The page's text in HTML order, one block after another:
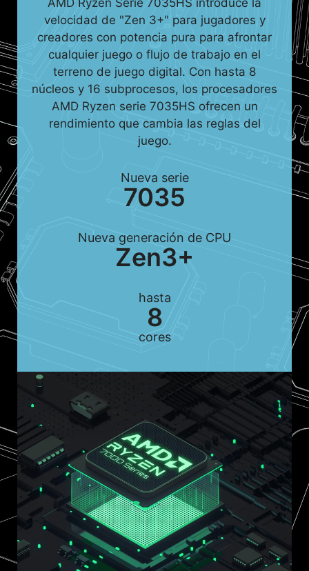
velocidad de "Zen 3+" para jugadores y
creadores con potencia pura para afrontar
cualquier juego o flujo de trabajo en el
terreno de juego digital. Con hasta 8
núcleos y 16 subprocesos, los procesadores
AMD Ryzen serie 7035HS ofrecen un
rendimiento que cambia las reglas del
juego.
Nueva serie
7035
Nueva generación de CPU
Zen3+
hasta
8
cores